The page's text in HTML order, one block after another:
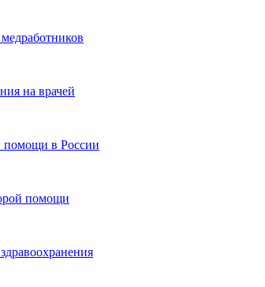
на врачей
помощи в России
помощи